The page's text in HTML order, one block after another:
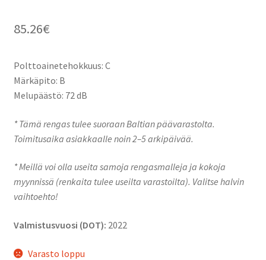
85.26€
Polttoainetehokkuus: C
Märkäpito: B
Melupäästö: 72 dB
* Tämä rengas tulee suoraan Baltian päävarastolta.
Toimitusaika asiakkaalle noin 2–5 arkipäivää.
* Meillä voi olla useita samoja rengasmalleja ja kokoja
myynnissä (renkaita tulee useilta varastoilta). Valitse halvin
vaihtoehto!
Valmistusvuosi (DOT): 2022
Varasto loppu